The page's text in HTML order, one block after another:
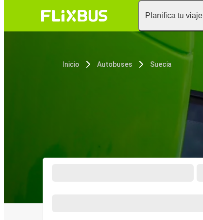
Planifica tu viaje
Inicio Autobuses Suecia